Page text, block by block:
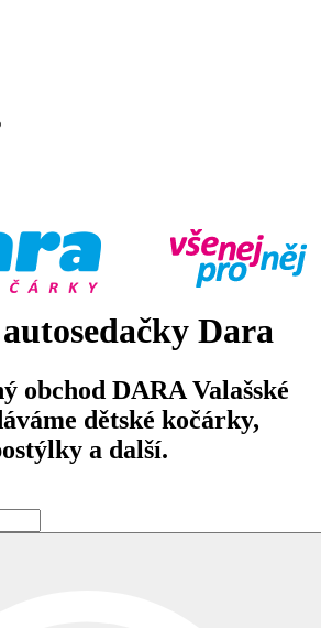
Dara
obchod DARA Valašské
dětské kočárky,
a další.